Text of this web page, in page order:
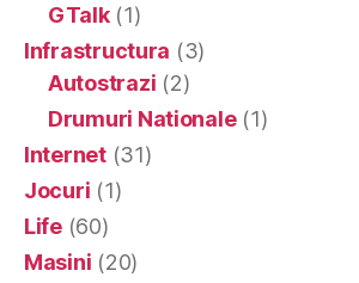
GTalk(1)
Infrastructura (3)
Autostrazi (2)
Drumuri Nationale(1)
Internet(31)
Jocuri (1)
Life(60)
Masini (20)